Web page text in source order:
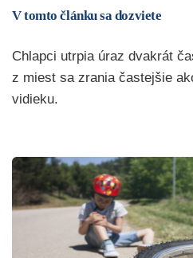
V tomto článku sa dozviete
Chlapci utrpia úraz dvakrát
z miest sa zrania častejšie
vidieku.